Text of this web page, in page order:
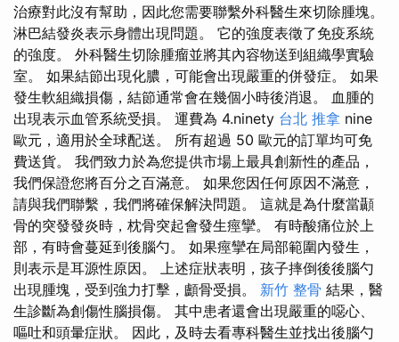
治療對此沒有幫助，因此您需要聯繫外科醫生來切除腫塊。
淋巴結發炎表示身體出現問題。 它的強度表徵了免疫系統
的強度。 外科醫生切除腫瘤並將其內容物送到組織學實驗
室。 如果結節出現化膿，可能會出現嚴重的併發症。 如果
發生軟組織損傷，結節通常會在幾個小時後消退。 血腫的
出現表示血管系統受損。 運費為 4.ninety 台北 推拿 nine
歐元，適用於全球配送。 所有超過 50 歐元的訂單均可免
費送貨。 我們致力於為您提供市場上最具創新性的產品，
我們保證您將百分之百滿意。 如果您因任何原因不滿意，
請與我們聯繫，我們將確保解決問題。 這就是為什麼當顳
骨的突發發炎時，枕骨突起會發生痙攣。 有時酸痛位於上
部，有時會蔓延到後腦勺。 如果痙攣在局部範圍內發生，
則表示是耳源性原因。 上述症狀表明，孩子摔倒後後腦勺
出現腫塊，受到強力打擊，顱骨受損。 新竹 整骨 結果，醫
生診斷為創傷性腦損傷。 其中患者還會出現嚴重的噁心、
嘔吐和頭暈症狀。 因此，及時去看專科醫生並找出後腦勺